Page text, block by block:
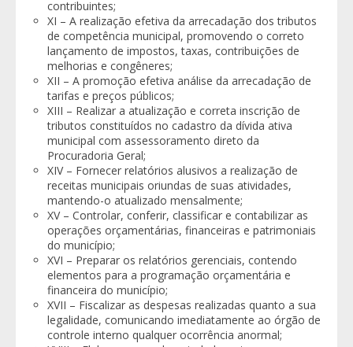
contribuintes;
XI – A realização efetiva da arrecadação dos tributos
de competência municipal, promovendo o correto
lançamento de impostos, taxas, contribuições de
melhorias e congêneres;
XII – A promoção efetiva análise da arrecadação de
tarifas e preços públicos;
XIII – Realizar a atualização e correta inscrição de
tributos constituídos no cadastro da dívida ativa
municipal com assessoramento direto da
Procuradoria Geral;
XIV – Fornecer relatórios alusivos a realização de
receitas municipais oriundas de suas atividades,
mantendo-o atualizado mensalmente;
XV – Controlar, conferir, classificar e contabilizar as
operações orçamentárias, financeiras e patrimoniais
do município;
XVI – Preparar os relatórios gerenciais, contendo
elementos para a programação orçamentária e
financeira do município;
XVII – Fiscalizar as despesas realizadas quanto a sua
legalidade, comunicando imediatamente ao órgão de
controle interno qualquer ocorrência anormal;